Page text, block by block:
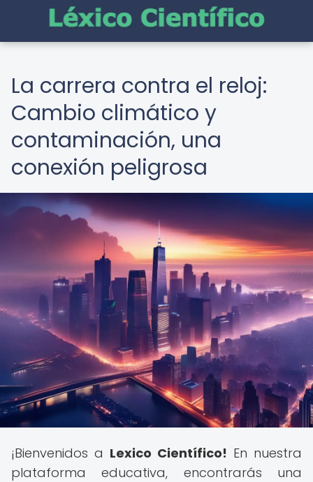
La carrera contra el reloj:
Cambio climático y
contaminación, una
conexión peligrosa
¡Bienvenidos a Lexico Científico! En nuestra
plataforma educativa, encontrarás una